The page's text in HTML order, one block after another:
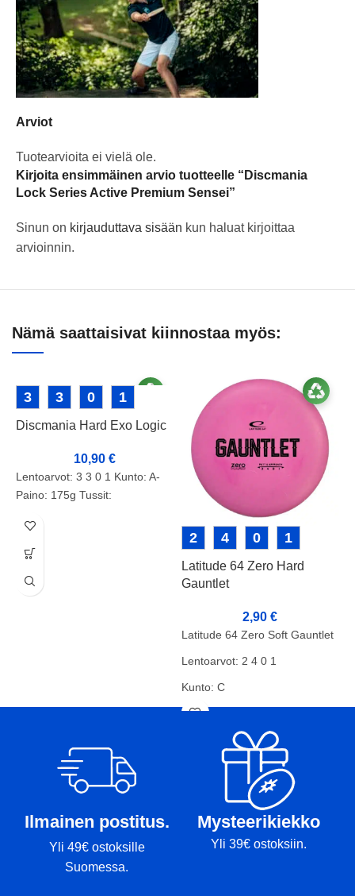
Arviot
Tuotearvioita ei vielä ole.
Kirjoita ensimmäinen arvio tuotteelle “Discmania
Lock Series Active Premium Sensei”
Sinun on kirjauduttava sisään kun haluat kirjoittaa
arvioinnin.
Nämä saattaisivat kiinnostaa myös:
3 3 0 1
Discmania Hard Exo Logic
10,90 €
Lentoarvot: 3 3 0 1 Kunto: A-
Paino: 175g Tussit:
2 4 0 1
Latitude 64 Zero Hard
Gauntlet
2,90€
Latitude 64 Zero Soft Gauntlet
Lentoarvot: 2 4 0 1
Kunto: C
Paino: 176g
Tussit: Rimmi
Ilmainen postitus.
Yli 49€ ostoksille
Suomessa.
Mysteerikiekko
Yli 39€ ostoksiin.